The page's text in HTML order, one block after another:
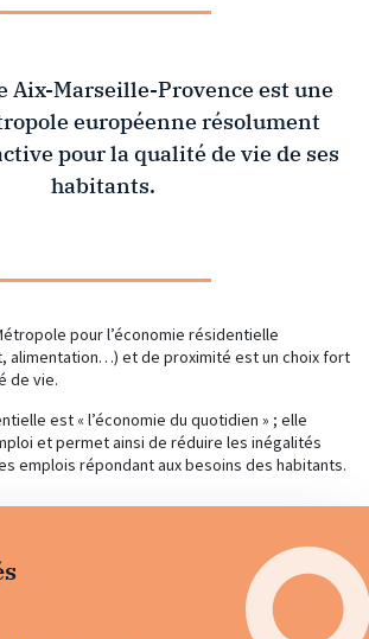
Aix-Marseille-Provence est une
européenne résolument
pour la qualité de vie de ses
habitants.
pour l’économie résidentielle
alimentation…) et de proximité est un choix fort
de vie.
est « l’économie du quotidien » ; elle
et permet ainsi de réduire les inégalités
emplois répondant aux besoins des habitants.